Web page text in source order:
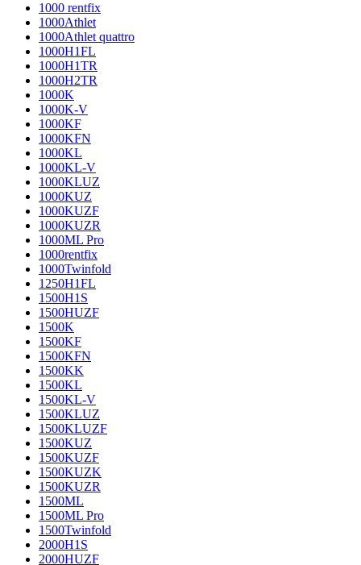
1000 rentfix
1000Athlet
1000Athlet quattro
1000H1FL
1000H1TR
1000H2TR
1000K
1000K-V
1000KF
1000KFN
1000KL
1000KL-V
1000KLUZ
1000KUZ
1000KUZF
1000KUZR
1000ML Pro
1000rentfix
1000Twinfold
1250H1FL
1500H1S
1500HUZF
1500K
1500KF
1500KFN
1500KK
1500KL
1500KL-V
1500KLUZ
1500KLUZF
1500KUZ
1500KUZF
1500KUZK
1500KUZR
1500ML
1500ML Pro
1500Twinfold
2000H1S
2000HUZF